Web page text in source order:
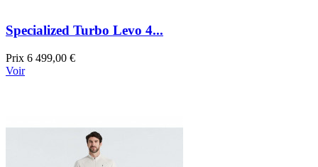
Specialized Turbo Levo 4...
Prix 6 499,00 €
Voir